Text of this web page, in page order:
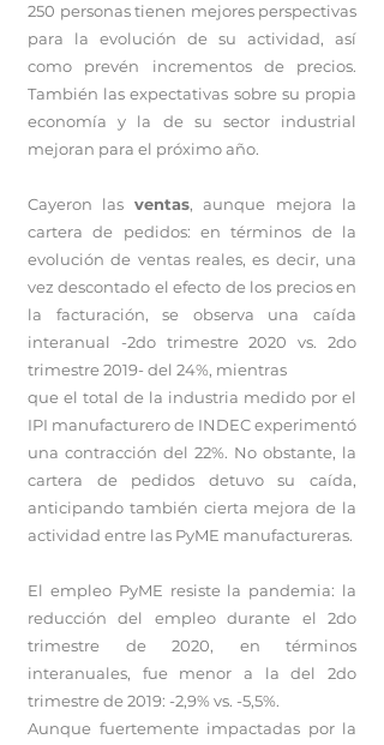
250 personas tienen mejores perspectivas
para la evolución de su actividad, así
como prevén incrementos de precios.
También las expectativas sobre su propia
economía y la de su sector industrial
mejoran para el próximo año.
Cayeron las ventas, aunque mejora la
cartera de pedidos: en términos de la
evolución de ventas reales, es decir, una
vez descontado el efecto de los precios en
la facturación, se observa una caída
interanual -2do trimestre 2020 vs. 2do
trimestre 2019- del 24%, mientras
que el total de la industria medido por el
IPI manufacturero de INDEC experimentó
una contracción del 22%. No obstante, la
cartera de pedidos detuvo su caída,
anticipando también cierta mejora de la
actividad entre las PyME manufactureras.
El empleo PyME resiste la pandemia: la
reducción del empleo durante el 2do
trimestre de 2020, en términos
interanuales, fue menor a la del 2do
trimestre de 2019: -2,9% vs. -5,5%.
Aunque fuertemente impactadas por la